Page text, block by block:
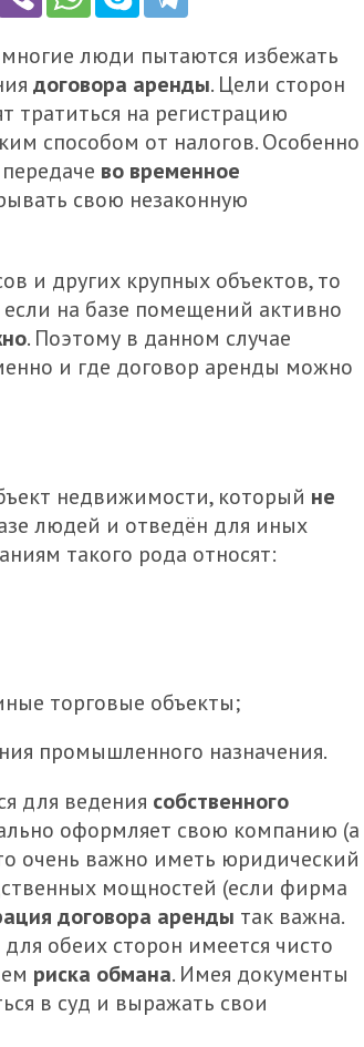
люди пытаются избежать
договора аренды. Цели сторон
тратиться на регистрацию
способом от налогов. Особенно
во временное
свою незаконную
и других крупных объектов, то
если на базе помещений активно
. Поэтому в данном случае
и где договор аренды можно
недвижимости, который не
людей и отведён для иных
такого рода относят:
торговые объекты;
промышленного назначения.
для ведения собственного
оформляет свою компанию (а
очень важно иметь юридический
мощностей (если фирма
договора аренды так важна.
обеих сторон имеется чисто
риска обмана. Имея документы
в суд и выражать свои